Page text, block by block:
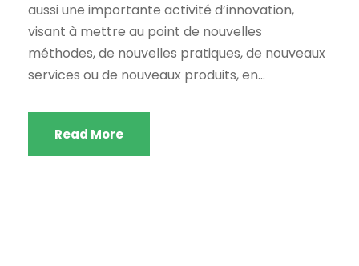
aussi une importante activité d’innovation,
visant à mettre au point de nouvelles
méthodes, de nouvelles pratiques, de nouveaux
services ou de nouveaux produits, en...
Read More